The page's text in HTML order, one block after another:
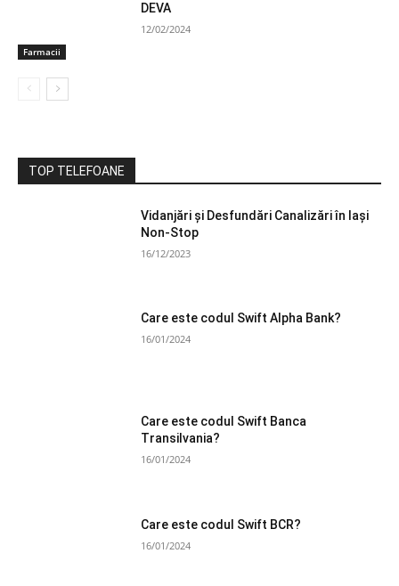
Farmacii
DEVA
12/02/2024
TOP TELEFOANE
Vidanjări și Desfundări Canalizări în Iași
Non-Stop
16/12/2023
Care este codul Swift Alpha Bank?
16/01/2024
Care este codul Swift Banca
Transilvania?
16/01/2024
Care este codul Swift BCR?
16/01/2024